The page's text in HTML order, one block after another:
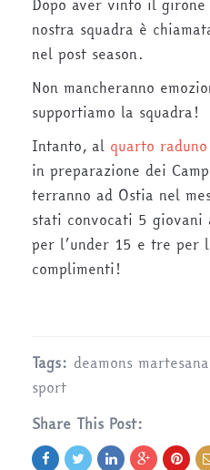
Dopo aver vinto il
nostra squadra è
nel post season.
Non mancheranno
supportiamo la squadra!
Intanto, al quarto
in preparazione dei
terranno ad Ostia nel
stati convocati 5 giovani
per l’under 15 e tre per
complimenti!
Tags: deamons martesana
sport
Share This Post: